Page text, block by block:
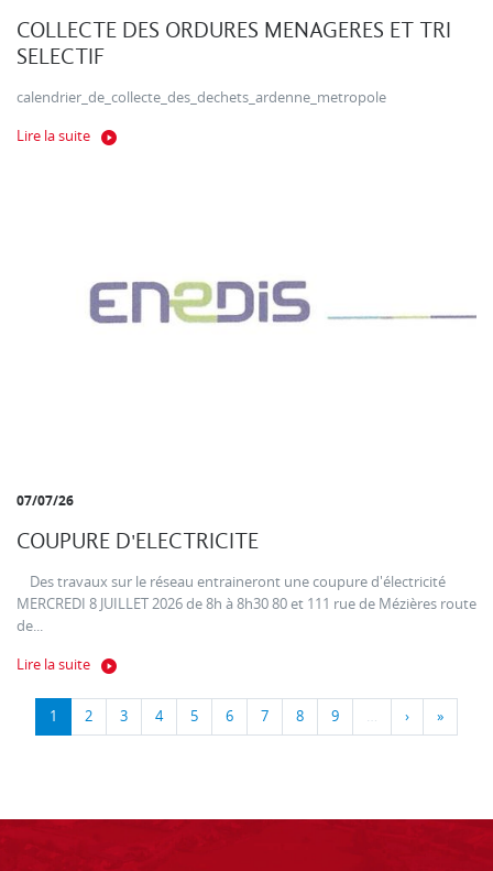
COLLECTE DES ORDURES MENAGERES ET TRI
SELECTIF
calendrier_de_collecte_des_dechets_ardenne_metropole
Lire la suite
07/07/26
COUPURE D'ELECTRICITE
Des travaux sur le réseau entraineront une coupure d'électricité
MERCREDI 8 JUILLET 2026 de 8h à 8h30 80 et 111 rue de Mézières route
de...
Lire la suite
1 2 3 4 5 6 7 8 9 … › »